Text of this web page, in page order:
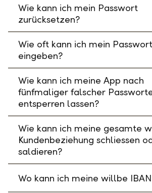
Wie kann ich mein Passwort
zurücksetzen?
Wie oft kann ich mein
eingeben?
Wie kann ich meine App nach
fünfmaliger falscher
entsperren lassen?
Wie kann ich meine gesamte
Kundenbeziehung schliessen
saldieren?
Wo kann ich meine willbe